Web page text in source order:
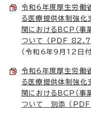
令和6年度厚生労働
る医療提供体制強化
関におけるBCP（事
ついて （PDF 82.7
（令和6年9月12日付
令和6年度厚生労働
る医療提供体制強化
関におけるBCP（事
ついて 別添 （